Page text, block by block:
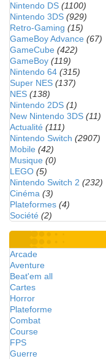
Nintendo DS (1100)
Nintendo 3DS (929)
Retro-Gaming (15)
GameBoy Advance (67)
GameCube (422)
GameBoy (119)
Nintendo 64 (315)
Super NES (137)
NES (138)
Nintendo 2DS (1)
New Nintendo 3DS (11)
Actualité (111)
Nintendo Switch (2907)
Mobile (42)
Musique (0)
LEGO (5)
Nintendo Switch 2 (232)
Cinéma (3)
Plateformes (4)
Société (2)
Arcade
Aventure
Beat'em all
Cartes
Horror
Plateforme
Combat
Course
FPS
Guerre